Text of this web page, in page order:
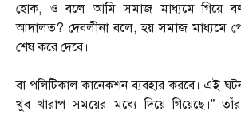
হোক, ও বলে আমি সমাজ মাধ্যমে গিয়ে
আদালত? দেবলীনা বলে, হয় সমাজ মাধ্যমে
শেষ করে দেবে।
বা পলিটিকাল কানেকশন ব্যবহার করবে। এই
খুব খারাপ সময়ের মধ্যে দিয়ে গিয়েছে।”